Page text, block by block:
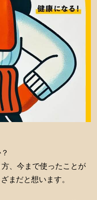
、今まで使ったことが
まだと想います。